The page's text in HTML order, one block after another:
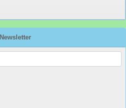
Newsletter